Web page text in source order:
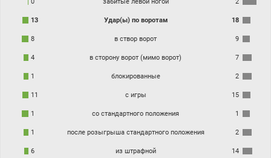
13 Удар(ы) по воротам 18
8 в створ ворот 9
4 в сторону ворот (мимо ворот) 7
1 блокированные 2
11 с игры 15
1 со стандартного положения 1
1 после розыгрыша стандартного положения 2
6 из штрафной 14